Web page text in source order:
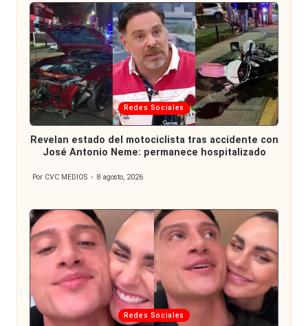
Publicada
en
Redes Sociales
Revelan estado del motociclista tras accidente con
José Antonio Neme: permanece hospitalizado
Publicado
Por CVC MEDIOS 8 agosto, 2026
Publicada
Redes Sociales